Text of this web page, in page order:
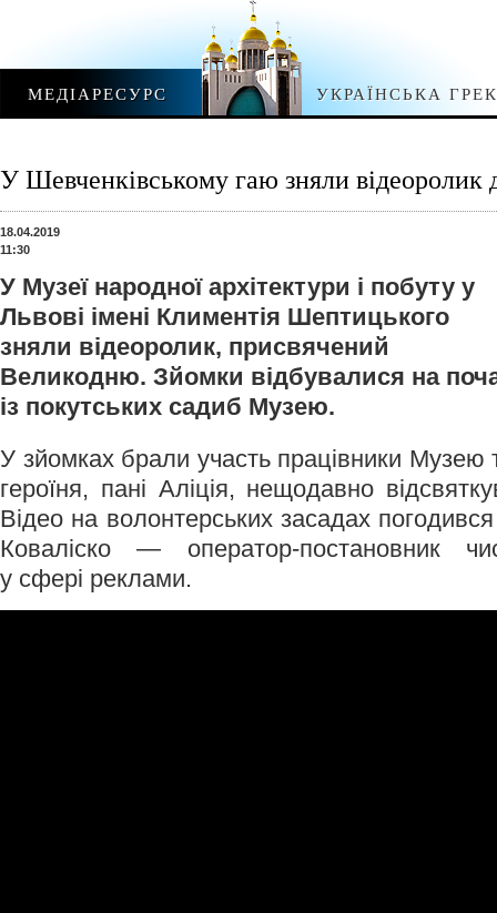
МЕДІАРЕСУРС УКРАЇНСЬКА
У Шевченківському гаю зняли відеоролик
18.04.2019
11:30
У Музеї народної архітектури і побуту у
Львові імені Климентія Шептицького
зняли відеоролик, присвячений
Великодню. Зйомки відбувалися на
із покутських садиб Музею.
У зйомках брали участь працівники Музею
героїня, пані Аліція, нещодавно
Відео на волонтерських засадах
Коваліско — оператор-постановник
у сфері реклами.